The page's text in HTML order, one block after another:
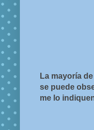
La mayoría
se puede
me lo